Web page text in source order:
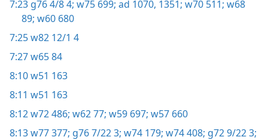
7:23 g76 4/8 4; w75 699; ad 1070, 1351; w70 511; w68
89; w60 680
7:25w82 12/1 4
7:27w65 84
8:10w51 163
8:11 w51 163
8:12w72 486; w62 77; w59 697; w57 660
8:13w77 377; g76 7/22 3; w74 179; w74 408; g72 9/22 3;